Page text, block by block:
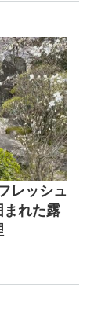
レッシュ
まれた露